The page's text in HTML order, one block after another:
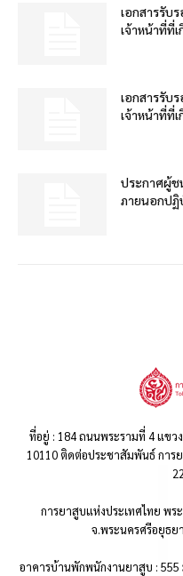
เอกสารรับ
เจ้าหน้าที่ที่
เอกสารรับ
เจ้าหน้าที่ที่
ประกาศผู้ช
ภายนอกปฏิ
ที่อยู่ : 184 ถนนพระรามที่ 4 แขว
10110 ติดต่อประชาสัมพันธ์ การ
การยาสูบแห่งประเทศไทย พร
จ.พระนครศรีอยุธย
อาคารบ้านพักพนักงานยาสูบ :